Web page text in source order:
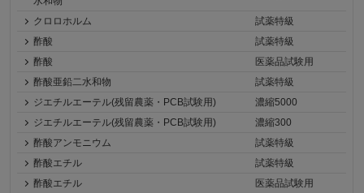
クロロホルム
試薬特級
酢酸
試薬特級
酢酸
医薬品試験用
酢酸亜鉛二水和物
試薬特級
ジエチルエーテル(残留農薬・PCB試験用)
濃縮5000
ジエチルエーテル(残留農薬・PCB試験用)
濃縮300
酢酸アンモニウム
試薬特級
酢酸エチル
試薬特級
酢酸エチル
医薬品試験用